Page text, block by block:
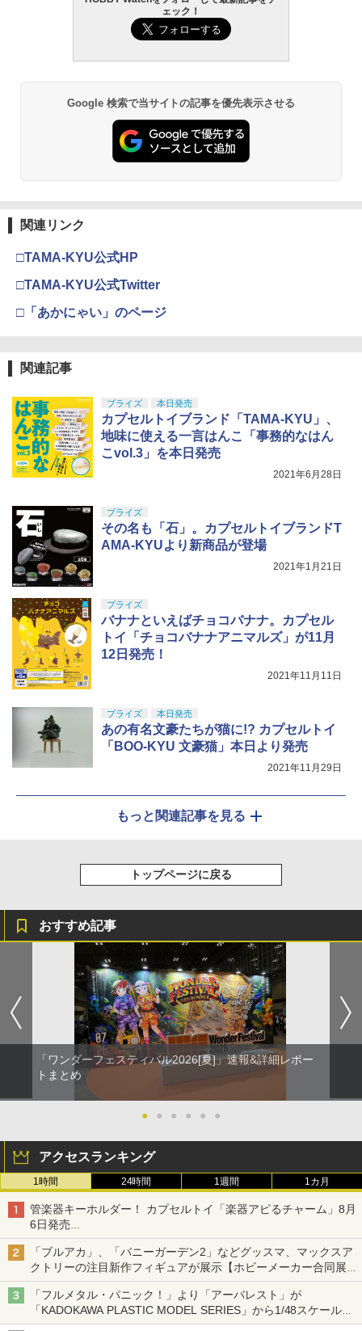
TAMASHII NATIONS S.H.フィギュアー
ツ（真骨彫製法） 仮面ライダーBLACK
RX 約150mm PVC&ABS&布製 塗装済み
TAMASHII NATIONS S.H.フィギュアー
ツ ONE PIECE シャンクス -マリンフォ
ード頂上決戦- 約165mm PVC&ABS&布
4
TAMASHII NATIONS S.H.フィギュアー
LL 草薙素子 約140mm PVC&ABS製 塗
ツ 呪術廻戦 伏黒甚爾 約155mm PVC&A
BS製 塗装済み可動フィギュア
￥13,350
HG 機動戦士ガンダム00 グラハム専用ユ
ニオンフラッグカスタム 1/144スケール
色分け済みプラモデル
￥1,850
BANDAI SPIRITS(バンダイ スピリッツ)
HGAW 機動新世紀ガンダムX ガンダムエ
アマスター 1/144スケール 色分け済みプ
ラモデル
4
HGUC 機動戦士ガンダム ザクI(黒い三連
モデル
￥2,100
戦士ガンダム)
￥2,880
東京マルイ (TOKYO MARUI) ガスブロー
バックマシンガン No.14 20式 5.56mm
小銃 18歳以上 ガスブローバック
￥193,900
東京マルイ No.10 ハイキャパ5.1 10歳以
上 電動ブローバック フルオート
￥3,815
4
LOCTITE(ロックタイト) シールはがし
プレミアム 220ml
GSIクレオス Mr.トップコート 水性プレ
ミアムトップコートスプレー 光沢 88ml
ホビー用仕上材 B601
型用接着剤 87003
￥184
￥710
ェック！
Google 検索で当サイトの記事を優先表示させる
関連リンク
□TAMA-KYU公式HP
□TAMA-KYU公式Twitter
□「あかにゃい」のページ
関連記事
プライズ 本日発売
カプセルトイブランド「TAMA-KYU」、
地味に使える一言はんこ「事務的なはん
こvol.3」を本日発売
2021年6月28日
プライズ
その名も「石」。カプセルトイブランドT
AMA-KYUより新商品が登場
2021年1月21日
プライズ
バナナといえばチョコバナナ。カプセル
トイ「チョコバナナアニマルズ」が11月
12日発売！
2021年11月11日
プライズ 本日発売
あの有名文豪たちが猫に!? カプセルトイ
「BOO-KYU 文豪猫」本日より発売
2021年11月29日
もっと関連記事を見る
トップページに戻る
おすすめ記事
「ワンダーフェスティバル2026[夏]」速報&詳細レポー
トまとめ
● ● ● ● ● ●
アクセスランキング
1時間 24時間 1週間 1カ月
管楽器キーホルダー！ カプセルトイ「楽器アピるチャーム」8月
6日発売
チューバ、テナサクなど5種各3色
「ブルアカ」、「バニーガーデン2」などグッスマ、マックスア
クトリーの注目新作フィギュアが展示【ホビーメーカー合同展示
会】
「フルメタル・パニック！」より「アーバレスト」が
「KADOKAWA PLASTIC MODEL SERIES」から1/48スケールで
登場！